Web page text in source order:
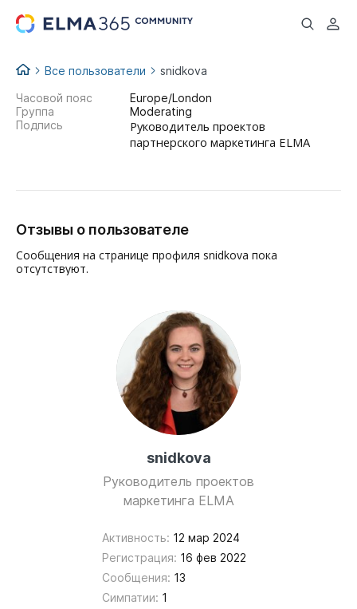
...
Все пользователи snidkova
snidkova
Руководитель проектов
маркетинга ELMA
Активность: 12 мар 2024
Регистрация: 16 фев 2022
Сообщения: 13
Симпатии: 1
Часовой пояс
Europe/London
Группа
Moderating
Подпись
Руководитель проектов
партнерского маркетинга ELMA
Отзывы о пользователе
Сообщения на странице профиля snidkova пока
отсутствуют.